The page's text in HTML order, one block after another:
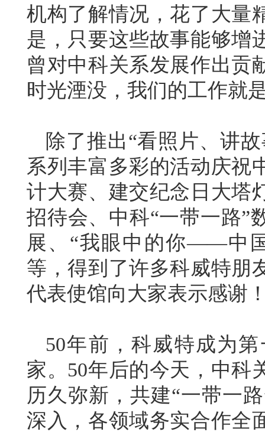
机构了解情况，花了大量
是，只要这些故事能够增
曾对中科关系发展作出贡
时光湮没，我们的工作就
除了推出“看照片、讲
系列丰富多彩的活动庆祝
计大赛、建交纪念日大塔
招待会、中科“一带一路”
展、“我眼中的你——中
等，得到了许多科威特朋
代表使馆向大家表示感谢
50年前，科威特成为
家。50年后的今天，中科
历久弥新，共建“一带一
深入，各领域务实合作全